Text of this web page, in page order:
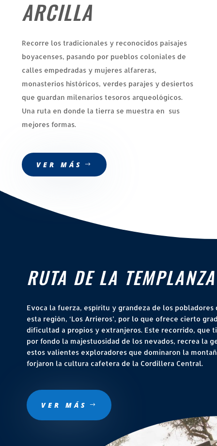
ARCILLA
Recorre los tradicionales y reconocidos paisajes
boyacenses, pasando por pueblos coloniales de
calles empedradas y mujeres alfareras,
monasterios históricos, verdes parajes y desiertos
que guardan milenarios tesoros arqueológicos.
Una ruta en donde la tierra se muestra en sus
mejores formas.
VER MÁS
RUTA DE LA TEMPLANZA
Evoca la fuerza, espíritu y grandeza de los pobladores
esta región, ‘Los Arrieros’, por lo que ofrece cierto
dificultad a propios y extranjeros. Este recorrido, que
por fondo la majestuosidad de los nevados, recrea la
estos valientes exploradores que dominaron la
forjaron la cultura cafetera de la Cordillera Central.
VER MÁS